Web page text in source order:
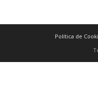
Política de